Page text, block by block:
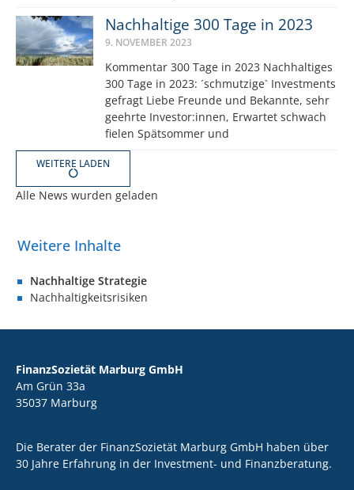
Nachhaltige 300 Tage in 2023
9. NOVEMBER 2023
Kommentar 300 Tage in 2023 Nachhaltiges
300 Tage in 2023: ´schmutzige` Investments
gefragt Liebe Freunde und Bekannte, sehr
geehrte Investor:innen, Erwartet schwach
fielen Spätsommer und
WEITERE LADEN
Alle News wurden geladen
Nachhaltige Strategie
Nachhaltigkeitsrisiken
FinanzSozietät Marburg GmbH
Am Grün 33a
35037 Marburg
Die Berater der FinanzSozietät Marburg GmbH haben über
30 Jahre Erfahrung in der Investment- und Finanzberatung.